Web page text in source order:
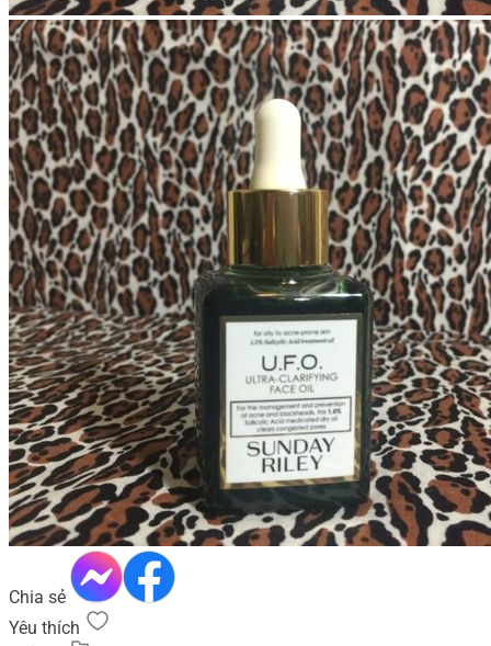
Chia sẻ
Yêu thích